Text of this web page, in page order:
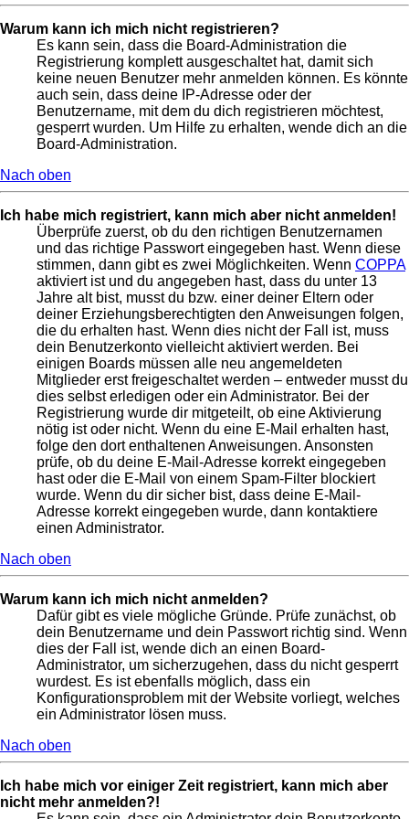
Warum kann ich mich nicht registrieren?
Es kann sein, dass die Board-Administration die
Registrierung komplett ausgeschaltet hat, damit sich
keine neuen Benutzer mehr anmelden können. Es könnte
auch sein, dass deine IP-Adresse oder der
Benutzername, mit dem du dich registrieren möchtest,
gesperrt wurden. Um Hilfe zu erhalten, wende dich an die
Board-Administration.
Nach oben
Ich habe mich registriert, kann mich aber nicht anmelden!
Überprüfe zuerst, ob du den richtigen Benutzernamen
und das richtige Passwort eingegeben hast. Wenn diese
stimmen, dann gibt es zwei Möglichkeiten. Wenn COPPA
aktiviert ist und du angegeben hast, dass du unter 13
Jahre alt bist, musst du bzw. einer deiner Eltern oder
deiner Erziehungsberechtigten den Anweisungen folgen,
die du erhalten hast. Wenn dies nicht der Fall ist, muss
dein Benutzerkonto vielleicht aktiviert werden. Bei
einigen Boards müssen alle neu angemeldeten
Mitglieder erst freigeschaltet werden – entweder musst du
dies selbst erledigen oder ein Administrator. Bei der
Registrierung wurde dir mitgeteilt, ob eine Aktivierung
nötig ist oder nicht. Wenn du eine E-Mail erhalten hast,
folge den dort enthaltenen Anweisungen. Ansonsten
prüfe, ob du deine E-Mail-Adresse korrekt eingegeben
hast oder die E-Mail von einem Spam-Filter blockiert
wurde. Wenn du dir sicher bist, dass deine E-Mail-
Adresse korrekt eingegeben wurde, dann kontaktiere
einen Administrator.
Nach oben
Warum kann ich mich nicht anmelden?
Dafür gibt es viele mögliche Gründe. Prüfe zunächst, ob
dein Benutzername und dein Passwort richtig sind. Wenn
dies der Fall ist, wende dich an einen Board-
Administrator, um sicherzugehen, dass du nicht gesperrt
wurdest. Es ist ebenfalls möglich, dass ein
Konfigurationsproblem mit der Website vorliegt, welches
ein Administrator lösen muss.
Nach oben
Ich habe mich vor einiger Zeit registriert, kann mich aber
nicht mehr anmelden?!